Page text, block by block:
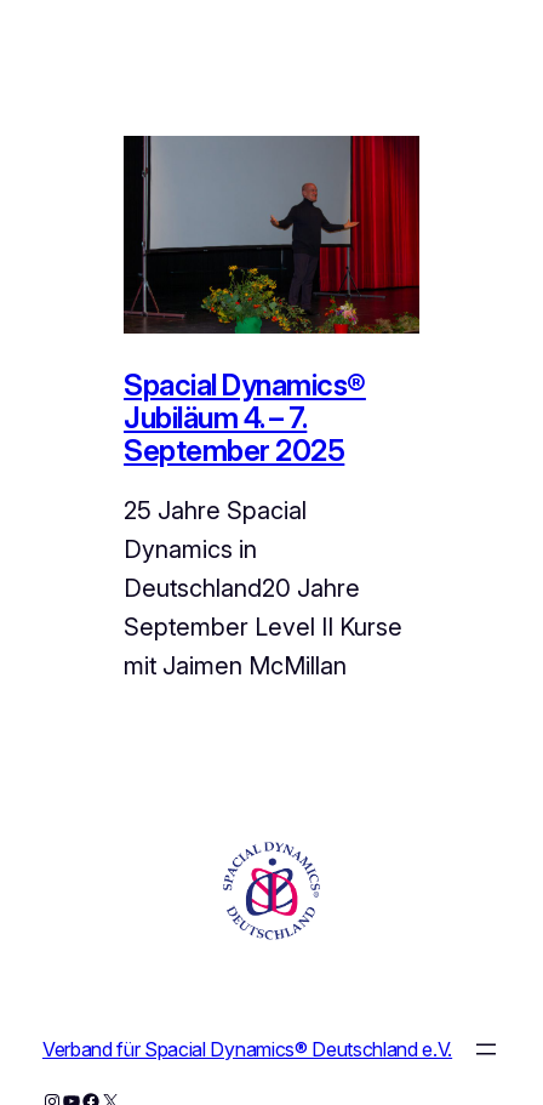
Spacial Dynamics®
Jubiläum 4. – 7.
September 2025
25 Jahre Spacial
Dynamics in
Deutschland20 Jahre
September Level II Kurse
mit Jaimen McMillan
Verband für Spacial Dynamics® Deutschland e.V.
Instagram
YouTube
Facebook
X